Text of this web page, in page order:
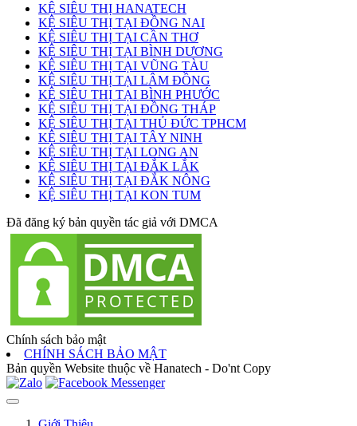
KỆ SIÊU THỊ HANATECH
KỆ SIÊU THỊ TẠI ĐỒNG NAI
KỆ SIÊU THỊ TẠI CẦN THƠ
KỆ SIÊU THỊ TẠI BÌNH DƯƠNG
KỆ SIÊU THỊ TẠI VŨNG TÀU
KỆ SIÊU THỊ TẠI LÂM ĐỒNG
KỆ SIÊU THỊ TẠI BÌNH PHƯỚC
KỆ SIÊU THỊ TẠI ĐỒNG THÁP
KỆ SIÊU THỊ TẠI THỦ ĐỨC TPHCM
KỆ SIÊU THỊ TẠI TÂY NINH
KỆ SIÊU THỊ TẠI LONG AN
KỆ SIÊU THỊ TẠI ĐẮK LẮK
KỆ SIÊU THỊ TẠI ĐẮK NÔNG
KỆ SIÊU THỊ TẠI KON TUM
Đã đăng ký bản quyền tác giả với DMCA
Chính sách bảo mật
CHÍNH SÁCH BẢO MẬT
Bản quyền Website thuộc về Hanatech - Do'nt Copy